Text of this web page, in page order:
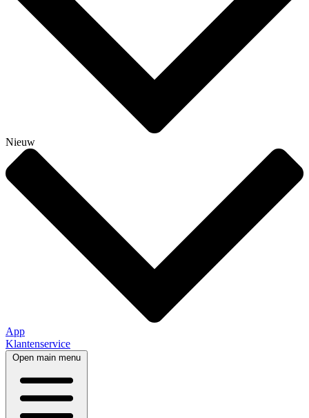
Nieuw
App
Klantenservice
Open main menu